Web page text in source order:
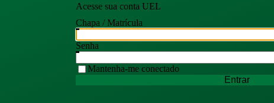
Acesse sua conta UEL
Chapa / Matrícula
Senha
Mantenha-me conectado
Entrar